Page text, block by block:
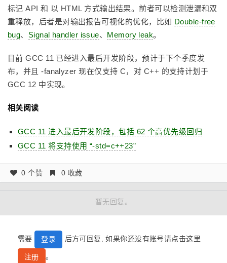
标记 API 和 以 HTML 方式输出结果。前者可以检测泄漏和双
重释放，后者是对输出报告可视化的优化，比如 Double-free
bug、 Signal handler issue、 Memory leak。
目前 GCC 11 已经进入最后开发阶段，预计于下个季度发
布，并且 -fanalyzer 现在仅支持 C，对 C++ 的支持计划于
GCC 12 中实现。
相关阅读
GCC 11 进入最后开发阶段，包括 62 个高优先级回归
GCC 11 将支持使用 “-std=c++23”
0 个赞 0 收藏
暂无回复。
需要 登录 后方可回复, 如果你还没有账号请点击这里
注册 。